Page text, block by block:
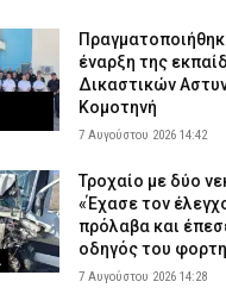
έναρξη της
Δικαστικών
Κομοτηνή
7 Αυγούστου 2026 14:42
Τροχαίο με δύο
«Έχασε τον
πρόλαβα και
οδηγός του
7 Αυγούστου 2026 14:28